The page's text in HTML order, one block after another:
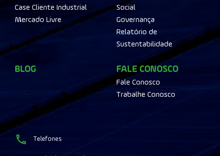
Case Cliente Industrial
Mercado Livre
Social
Governança
Relatório de
Sustentabilidade
BLOG FALE CONOSCO
Fale Conosco
Trabalhe Conosco
Telefones